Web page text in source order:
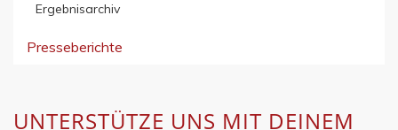
Ergebnisarchiv
Presseberichte
UNTERSTÜTZE UNS MIT DEINEM